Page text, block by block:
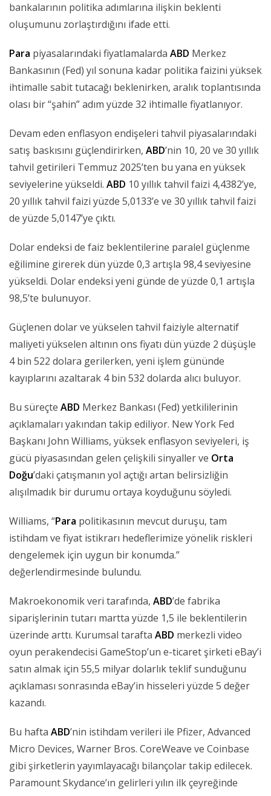
bankalarının politika adımlarına ilişkin beklenti
oluşumunu zorlaştırdığını ifade etti.
Para piyasalarındaki fiyatlamalarda ABD Merkez
Bankasının (Fed) yıl sonuna kadar politika faizini yüksek
ihtimalle sabit tutacağı beklenirken, aralık toplantısında
olası bir “şahin” adım yüzde 32 ihtimalle fiyatlanıyor.
Devam eden enflasyon endişeleri tahvil piyasalarındaki
satış baskısını güçlendirirken, ABD’nin 10, 20 ve 30 yıllık
tahvil getirileri Temmuz 2025’ten bu yana en yüksek
seviyelerine yükseldi. ABD 10 yıllık tahvil faizi 4,4382’ye,
20 yıllık tahvil faizi yüzde 5,0133’e ve 30 yıllık tahvil faizi
de yüzde 5,0147’ye çıktı.
Dolar endeksi de faiz beklentilerine paralel güçlenme
eğilimine girerek dün yüzde 0,3 artışla 98,4 seviyesine
yükseldi. Dolar endeksi yeni günde de yüzde 0,1 artışla
98,5’te bulunuyor.
Güçlenen dolar ve yükselen tahvil faiziyle alternatif
maliyeti yükselen altının ons fiyatı dün yüzde 2 düşüşle
4 bin 522 dolara gerilerken, yeni işlem gününde
kayıplarını azaltarak 4 bin 532 dolarda alıcı buluyor.
Bu süreçte ABD Merkez Bankası (Fed) yetkililerinin
açıklamaları yakından takip ediliyor. New York Fed
Başkanı John Williams, yüksek enflasyon seviyeleri, iş
gücü piyasasından gelen çelişkili sinyaller ve Orta
Doğu’daki çatışmanın yol açtığı artan belirsizliğin
alışılmadık bir durumu ortaya koyduğunu söyledi.
Williams, “Para politikasının mevcut duruşu, tam
istihdam ve fiyat istikrarı hedeflerimize yönelik riskleri
dengelemek için uygun bir konumda.”
değerlendirmesinde bulundu.
Makroekonomik veri tarafında, ABD’de fabrika
siparişlerinin tutarı martta yüzde 1,5 ile beklentilerin
üzerinde arttı. Kurumsal tarafta ABD merkezli video
oyun perakendecisi GameStop’un e-ticaret şirketi eBay’i
satın almak için 55,5 milyar dolarlık teklif sunduğunu
açıklaması sonrasında eBay’in hisseleri yüzde 5 değer
kazandı.
Bu hafta ABD’nin istihdam verileri ile Pfizer, Advanced
Micro Devices, Warner Bros. CoreWeave ve Coinbase
gibi şirketlerin yayımlayacağı bilançolar takip edilecek.
Paramount Skydance’ın gelirleri yılın ilk çeyreğinde